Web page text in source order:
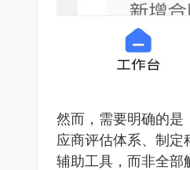
然而，需要明确的是
应商评估体系、制定
辅助工具，而非全部